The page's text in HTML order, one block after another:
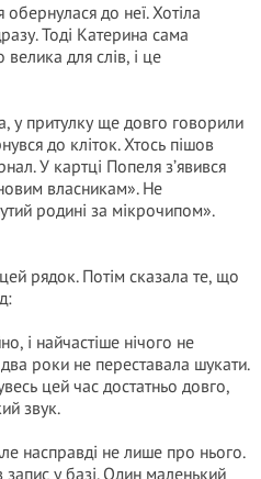
до неї. Хотіла
Тоді Катерина сама
велика для слів, і це
у притулку ще довго говорили
до кліток. Хтось пішов
У картці Попеля з’явився
власникам». Не
родині за мікрочипом».
рядок. Потім сказала те, що
і найчастіше нічого не
роки не переставала шукати.
цей час достатньо довго,
звук.
насправді не лише про нього.
у базі. Один маленький